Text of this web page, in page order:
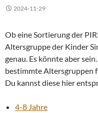
2024-11-29
Ob eine Sortierung der
Altersgruppe der Kinder
genau. Es könnte aber
bestimmte Altersgruppen
Du kannst diese hier
4-8 Jahre